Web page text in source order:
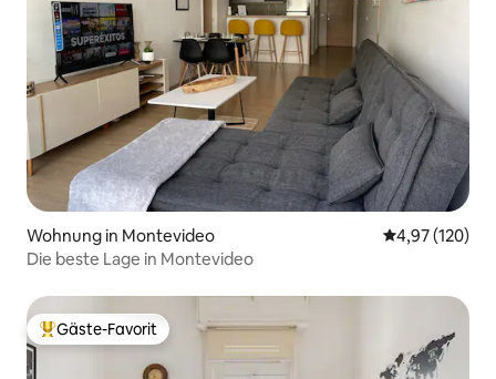
Wohnung in Montevideo
4,97 (120)
Die beste Lage in Montevideo
Beliebter Gäste-Favorit.
Gäste-Favorit